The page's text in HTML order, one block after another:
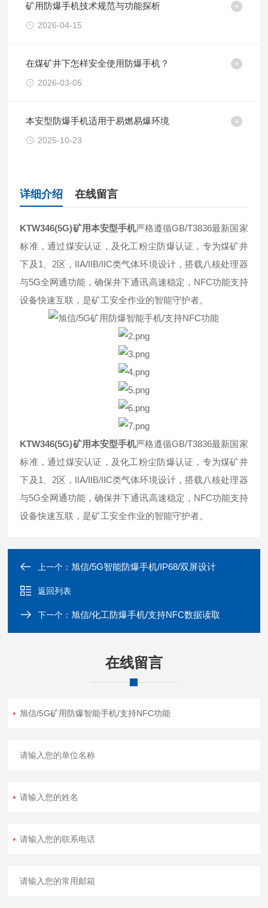
矿用防爆手机技术规范与功能探析
2026-04-15
在煤矿井下怎样安全使用防爆手机？
2026-03-05
本安型防爆手机适用于易燃易爆环境
2025-10-23
详细介绍 在线留言
KTW346(5G)矿用本安型手机严格遵循GB/T3836最新国家
标准，通过煤安认证，及化工粉尘防爆认证，专为煤矿井
下及1、2区，IIA/IIB/IIC类气体环境设计，搭载八核处理器
与5G全网通功能，确保井下通讯高速稳定，NFC功能支持
设备快速互联，是矿工安全作业的智能守护者。
KTW346(5G)矿用本安型手机严格遵循GB/T3836最新国家
标准，通过煤安认证，及化工粉尘防爆认证，专为煤矿井
下及1、2区，IIA/IIB/IIC类气体环境设计，搭载八核处理器
与5G全网通功能，确保井下通讯高速稳定，NFC功能支持
设备快速互联，是矿工安全作业的智能守护者。
上一个： 旭信/5G智能防爆手机/IP68/双屏设计
返回列表
下一个： 旭信/化工防爆手机/支持NFC数据读取
在线留言